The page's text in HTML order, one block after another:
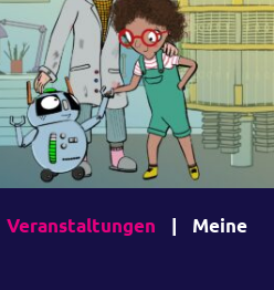
Veranstaltungen |
Meine